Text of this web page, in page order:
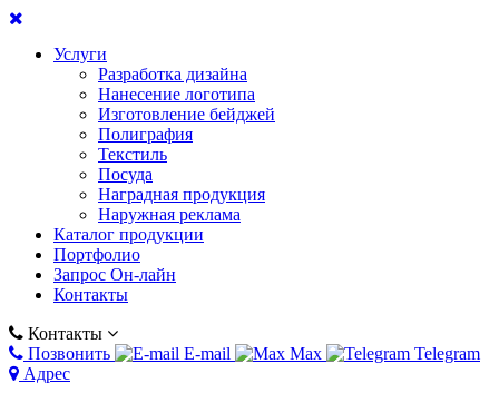
Услуги
Разработка дизайна
Нанесение логотипа
Изготовление бейджей
Полиграфия
Текстиль
Посуда
Наградная продукция
Наружная реклама
Каталог продукции
Портфолио
Запрос Он-лайн
Контакты
Контакты
Позвонить
E-mail Max
Telegram
Адрес